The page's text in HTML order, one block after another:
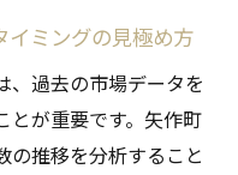
イミングの見極め方
、過去の市場データを
とが重要です。矢作町
の推移を分析すること